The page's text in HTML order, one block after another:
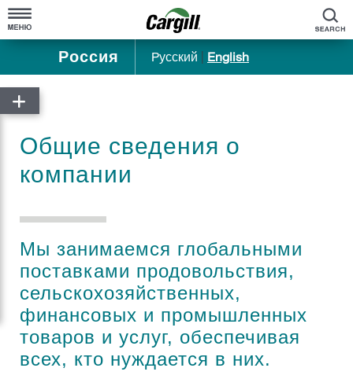
Главная
"Каргилл" в России
Коротко о Cargill
Общие сведения о компании
Наша история
Продукты и услуги
Информация для партнеров
Сельское хозяйство
Карьера
Устойчивое развитие
Россия Pусский | English
Общие сведения о
компании
Мы занимаемся глобальными
поставками продовольствия,
сельскохозяйственных,
финансовых и промышленных
товаров и услуг, обеспечивая
всех, кто нуждается в них.